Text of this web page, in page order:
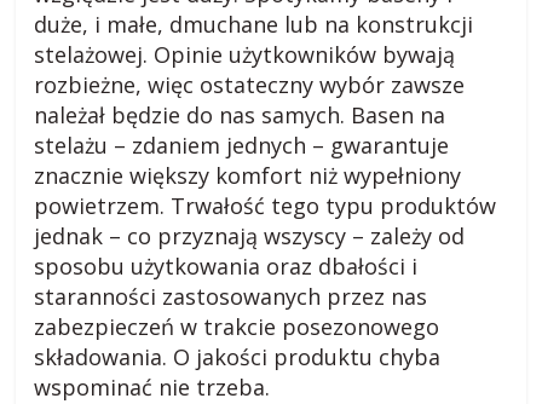
e
s
k
duże, i małe, dmuchane lub na konstrukcji
stelażowej. Opinie użytkowników bywają
rozbieżne, więc ostateczny wybór zawsze
należał będzie do nas samych. Basen na
stelażu – zdaniem jednych – gwarantuje
znacznie większy komfort niż wypełniony
powietrzem. Trwałość tego typu produktów
jednak – co przyznają wszyscy – zależy od
sposobu użytkowania oraz dbałości i
staranności zastosowanych przez nas
zabezpieczeń w trakcie posezonowego
składowania. O jakości produktu chyba
wspominać nie trzeba.